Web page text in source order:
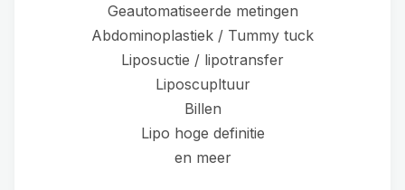
Geautomatiseerde metingen
Abdominoplastiek / Tummy tuck
Liposuctie / lipotransfer
Liposcupltuur
Billen
Lipo hoge definitie
en meer